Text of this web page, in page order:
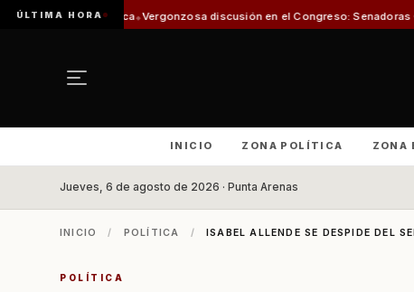
ÚLTIMA HORA
Vergonzosa discusión en el Congreso: Senadoras Campillai y Flores
INICIO ZONA POLÍTICA ZONA
Jueves, 6 de agosto de 2026 · Punta Arenas
INICIO / POLÍTICA / ISABEL ALLENDE SE DESPIDE DEL
POLÍTICA